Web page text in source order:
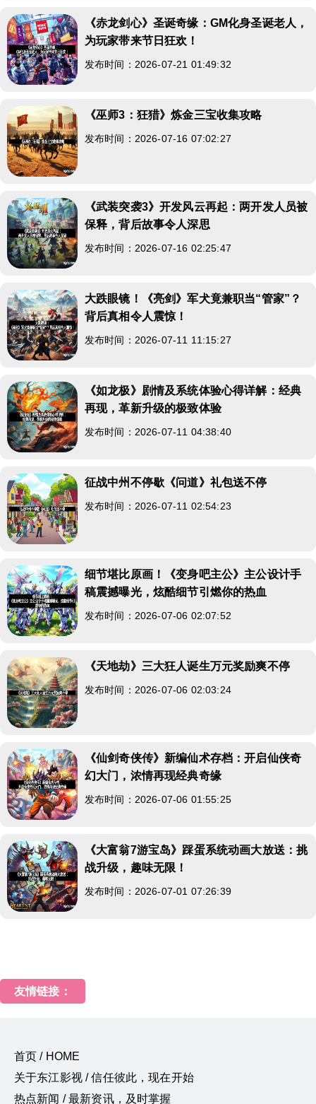
《赤龙剑心》圣诞奇缘：GM化身圣诞老人，
为玩家带来节日狂欢！
发布时间：2026-07-21 01:49:32
《巫师3：狂猎》炼金三宝收集攻略
发布时间：2026-07-16 07:02:27
《武装突袭3》开发风云再起：两开发人员被
保释，背后故事令人深思
发布时间：2026-07-16 02:25:47
大跌眼镜！《亮剑》军犬竟兼职当“管家”？
背后真相令人震惊！
发布时间：2026-07-11 11:15:27
《如龙极》剧情及系统体验心得详解：经典
再现，革新升级的极致体验
发布时间：2026-07-11 04:38:40
征战中州不停歇《问道》礼包送不停
发布时间：2026-07-11 02:54:23
细节堪比原画！《变身吧主公》主公设计手
稿震撼曝光，炫酷细节引燃你的热血
发布时间：2026-07-06 02:07:52
《天地劫》三大狂人诞生万元奖励爽不停
发布时间：2026-07-06 02:03:24
《仙剑奇侠传》新编仙术存档：开启仙侠奇
幻大门，浓情再现经典奇缘
发布时间：2026-07-06 01:55:25
《大富翁7游宝岛》踩蛋系统动画大放送：挑
战升级，趣味无限！
发布时间：2026-07-01 07:26:39
友情链接：
首页 / HOME
关于东江影视 / 信任彼此，现在开始
热点新闻 / 最新资讯，及时掌握